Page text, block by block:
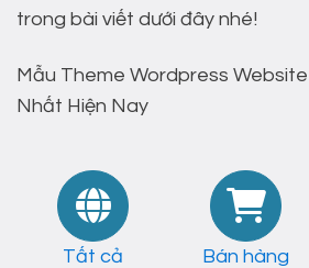
trong bài viết dưới đây nhé!
Mẫu Theme Wordpress
Nhất Hiện Nay
Tất cả Bán hàng